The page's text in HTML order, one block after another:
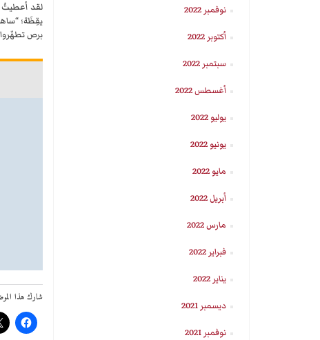
لقد أعطيتُ
يقِظَة؛
برص
شارك هذا
نوفمبر 2022
أكتوبر 2022
سبتمبر 2022
أغسطس 2022
يوليو 2022
يونيو 2022
مايو 2022
أبريل 2022
مارس 2022
فبراير 2022
يناير 2022
ديسمبر 2021
نوفمبر 2021